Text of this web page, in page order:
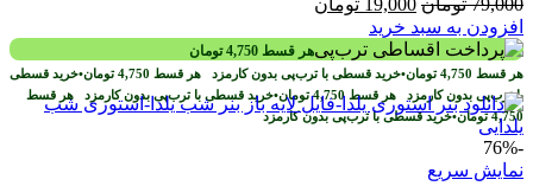
اصلی
79,000 تومان
بود.
19,000 تومان
است.
افزودن به سبد خرید
هر قسط 4,750 تومان
هر قسط 4,750 تومان•خرید قسطی با ترب‌پی بدون کارمزد هر قسط 4,750 تومان•خرید قسطی
با ترب‌پی بدون کارمزد هر قسط 4,750 تومان•خرید قسطی با ترب‌پی بدون کارمزد هر قسط
4,750 تومان•خرید قسطی با ترب‌پی بدون کارمزد
-76%
نمایش سریع